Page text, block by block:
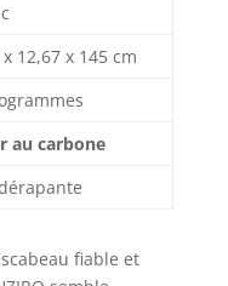
votre
utilisé
au
accessible
pour un
organisé
12,67 x 145 cm
au carbone
fiable et